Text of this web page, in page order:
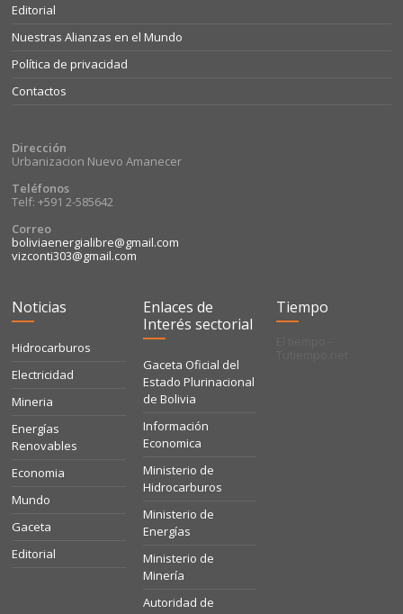
Editorial
Nuestras Alianzas en el Mundo
Política de privacidad
Contactos
Dirección
Urbanizacion Nuevo Amanecer
Teléfonos
Telf: +591 2-585642
Correo
boliviaenergialibre@gmail.com
vizconti303@gmail.com
Noticias
Hidrocarburos
Electricidad
Mineria
Energías
Renovables
Economia
Mundo
Gaceta
Editorial
Enlaces de
Interés sectorial
Gaceta Oficial del
Estado Plurinacional
de Bolivia
Información
Economica
Ministerio de
Hidrocarburos
Ministerio de
Energías
Ministerio de
Minería
Autoridad de
Tiempo